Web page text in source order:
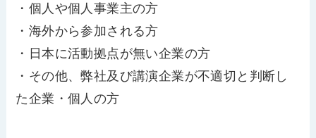
・個人や個人事業主の方
・海外から参加される方
・日本に活動拠点が無い企業の方
・その他、弊社及び講演企業が不適切と判断し
た企業・個人の方